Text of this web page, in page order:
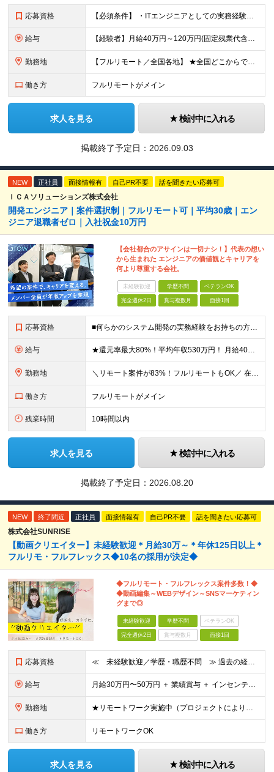
応募資格 【必須条件】 ・ITエンジニアとしての実務経験が1年以上ある方 ※開発・インフラ・運用保守など分野・フェーズは不問！ ※学歴不問 【歓迎条件】 ・基本設計、詳細設計などの経験がある方 ・AWS, G
給与 【経験者】月給40万円～120万円(固定残業代含む)+各種手当 ※月給には、みなし残業手当(月30時間／5万8,000円～15万7,000円)を含みます ※上記を超える時間外労働分は追加で支給します
勤務地 【フルリモート／全国各地】 ★全国どこからでも参画可能！フルリモート案件も多数！ ※プロジェクトは100%選択制。あなたの希望を最優先します。 ※フルリモート、ハイブリッド、常駐案件から自由に選択可能
働き方 フルリモートがメイン
求人を見る 検討中に入れる
掲載終了予定日： 2026.09.03
NEW 正社員 面接情報有 自己PR不要 話を聞きたい応募可
ＩＣＡソリューションズ株式会社
開発エンジニア｜案件選択制｜フルリモート可｜平均30歳｜エン
ジニア退職者ゼロ｜入社祝金10万円
【会社都合のアサインは一切ナシ！】代表の想い
から生まれた エンジニアの価値観とキャリアを
何より尊重する会社。
未経験歓迎 学歴不問 ベテランOK
完全週休2日 賞与複数月 面接1回
応募資格 ■何らかのシステム開発の実務経験をお持ちの方(3年以上) ■学歴不問 ≪こんな方にピッタリ≫ □ スキルや経験に見合う正当な収入を得たい □ PGからSEへのステップアップなど上流工程に挑戦したい
給与 ★還元率最大80%！平均年収530万円！ 月給40万円～60万円＋業績賞与 想定年収：年収500万円～800万円 ※スキルや経験、担当案件により変動します。 ◎スキルや経験を考慮し、優遇します
勤務地 ＼リモート案件が83%！フルリモートもOK／ 在宅勤務、または東京、神奈川、埼玉、千葉のプロジェクト先 ★リモート率83%！フルリモート案件も多数！ ★転居を伴う転勤はありません ■本社 東京都港区
働き方 フルリモートがメイン
残業時間 10時間以内
求人を見る 検討中に入れる
掲載終了予定日： 2026.08.20
NEW 終了間近 正社員 面接情報有 自己PR不要 話を聞きたい応募可
株式会社SUNRISE
【動画クリエイター】未経験歓迎＊月給30万～＊年休125日以上＊
フルリモ・フルフレックス◆10名の採用が決定◆
◆フルリモート・フルフレックス案件多数！◆
◆動画編集～WEBデザイン～SNSマーケティン
グまで◎
未経験歓迎 学歴不問 ベテランOK
完全週休2日 賞与複数月 面接1回
応募資格 ≪ 未経験歓迎／学歴・職歴不問 ≫ 過去の経歴は一切不問。 「いままで」よりも「これから」を 重視した採用を行っています！ ▼▼こんな想いがある方大歓迎▼▼ ・WEBデザインに興味がある！ ・自由な
給与 ⽉給30万円〜50万円 ＋ 業績賞与 ＋ インセンティブ賞与 経験者：35万円～ ※IT新人時25万円〜 ※経験・スキルを考慮の上、決定します。 ※経験者は別途優遇！ ★試⽤期間：3ヶ⽉ ★学
勤務地 ★リモートワーク実施中（プロジェクトによりフルリモートもあり） ★配属先は希望を最⼤限考慮
働き方 リモートワークOK
求人を見る 検討中に入れる